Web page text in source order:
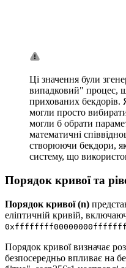
Ці значення були
випадковий" процес,
прихованих
могли просто
могли б обрати
математичні
створюючи бекдори,
систему, що
Порядок кривої та
Порядок кривої (n)
еліптичній кривій,
Порядок кривої визначає
безпосередньо впливає на